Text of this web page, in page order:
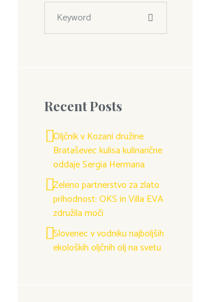
Recent Posts
Oljčnik v Kozani družine
Brataševec kulisa kulinarične
oddaje Sergia Hermana
Zeleno partnerstvo za zlato
prihodnost: OKS in Villa EVA
združila moči
Slovenec v vodniku najboljših
ekoloških oljčnih olj na svetu